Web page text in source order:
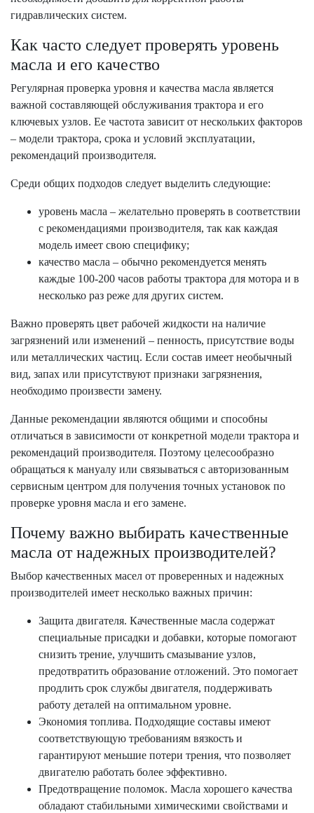
гидравлических систем.
Как часто следует проверять уровень
масла и его качество
Регулярная проверка уровня и качества масла является
важной составляющей обслуживания трактора и его
ключевых узлов. Ее частота зависит от нескольких факторов
– модели трактора, срока и условий эксплуатации,
рекомендаций производителя.
Среди общих подходов следует выделить следующие:
уровень масла – желательно проверять в соответствии
с рекомендациями производителя, так как каждая
модель имеет свою специфику;
качество масла – обычно рекомендуется менять
каждые 100-200 часов работы трактора для мотора и в
несколько раз реже для других систем.
Важно проверять цвет рабочей жидкости на наличие
загрязнений или изменений – пенность, присутствие воды
или металлических частиц. Если состав имеет необычный
вид, запах или присутствуют признаки загрязнения,
необходимо произвести замену.
Данные рекомендации являются общими и способны
отличаться в зависимости от конкретной модели трактора и
рекомендаций производителя. Поэтому целесообразно
обращаться к мануалу или связываться с авторизованным
сервисным центром для получения точных установок по
проверке уровня масла и его замене.
Почему важно выбирать качественные
масла от надежных производителей?
Выбор качественных масел от проверенных и надежных
производителей имеет несколько важных причин:
Защита двигателя. Качественные масла содержат
специальные присадки и добавки, которые помогают
снизить трение, улучшить смазывание узлов,
предотвратить образование отложений. Это помогает
продлить срок службы двигателя, поддерживать
работу деталей на оптимальном уровне.
Экономия топлива. Подходящие составы имеют
соответствующую требованиям вязкость и
гарантируют меньшие потери трения, что позволяет
двигателю работать более эффективно.
Предотвращение поломок. Масла хорошего качества
обладают стабильными химическими свойствами и